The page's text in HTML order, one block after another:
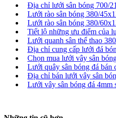
Địa chỉ lưới sân bóng 700/
Lưới rào sân bóng 380/
Lưới rào sân bóng 380/
Tiết lộ những ưu điểm của
Lưới quanh sân thể thao
Địa chỉ cung cấp lưới đá
Chọn mua lưới vây sân
Lưới quây sân bóng đá bán
Địa chỉ bán lưới vây sân
Lưới vây sân bóng đá 4mm